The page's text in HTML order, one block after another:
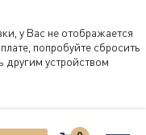
у Вас не отображается
попробуйте сбросить
другим устройством